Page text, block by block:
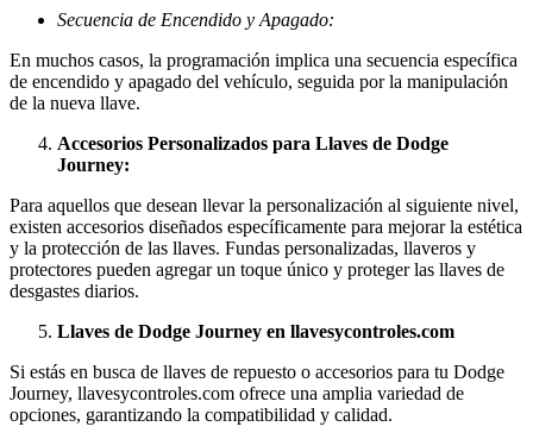
Secuencia de Encendido y Apagado:
En muchos casos, la programación implica una secuencia específica
de encendido y apagado del vehículo, seguida por la manipulación
de la nueva llave.
Accesorios Personalizados para Llaves de Dodge
Journey:
Para aquellos que desean llevar la personalización al siguiente nivel,
existen accesorios diseñados específicamente para mejorar la estética
y la protección de las llaves. Fundas personalizadas, llaveros y
protectores pueden agregar un toque único y proteger las llaves de
desgastes diarios.
Llaves de Dodge Journey en llavesycontroles.com
Si estás en busca de llaves de repuesto o accesorios para tu Dodge
Journey, llavesycontroles.com ofrece una amplia variedad de
opciones, garantizando la compatibilidad y calidad.